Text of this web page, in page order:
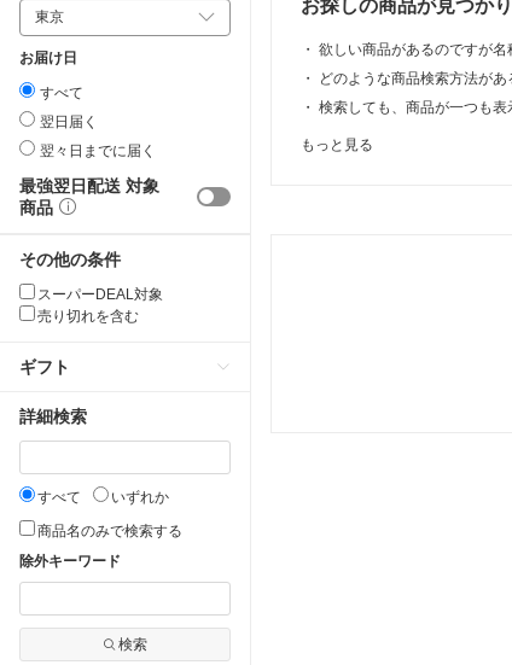
お届け日
すべて
翌日届く
翌々日までに届く
最強翌日配送 対象
商品
その他の条件
スーパーDEAL対象
売り切れを含む
ギフト
詳細検索
すべて
いずれか
商品名のみで検索する
除外キーワード
検索
お探しの商品が見つか
・ 欲しい商品があるのですが
・
どのような商品検索方法があ
・ 検索しても、商品が一つも表
もっと見る